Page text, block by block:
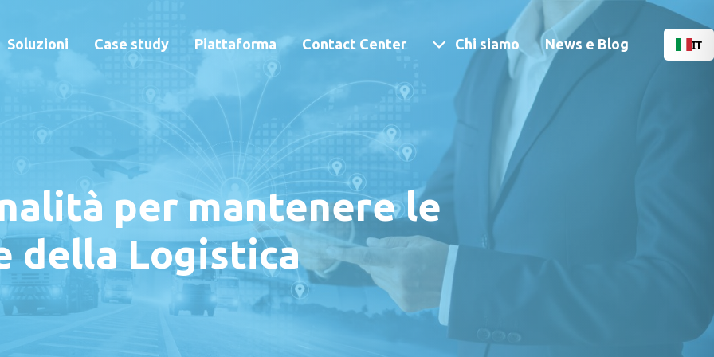
Soluzioni Case study Piattaforma Contact Center Chi siamo News e Blog IT
per mantenere le
della Logistica
Menu